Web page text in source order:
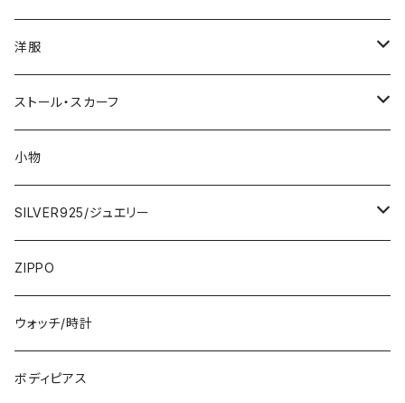
1000円
2000円
3000円
5000円
7000円
洋服
インポートワンピース
ロング・マキシ
ひざ・ミディ
トップス・カーディガン・アウター
カーディガン
イタリア製ジャケット
スカート・パンツ
ストール・スカーフ
大判ストール・ロングスカーフ
小さめスカーフ
コットンストール・スカーフ
冬物・マフラー
小物
SILVER925/ジュエリー
指輪・リング
ネックレス・ペンダントトップ
ピアス・イヤリング
ZIPPO
ウォッチ/時計
ボディピアス